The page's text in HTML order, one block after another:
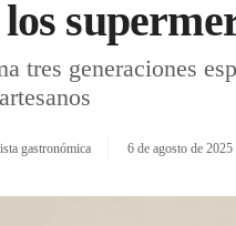
tres generaciones
gastronómica 6 de agosto de 2025